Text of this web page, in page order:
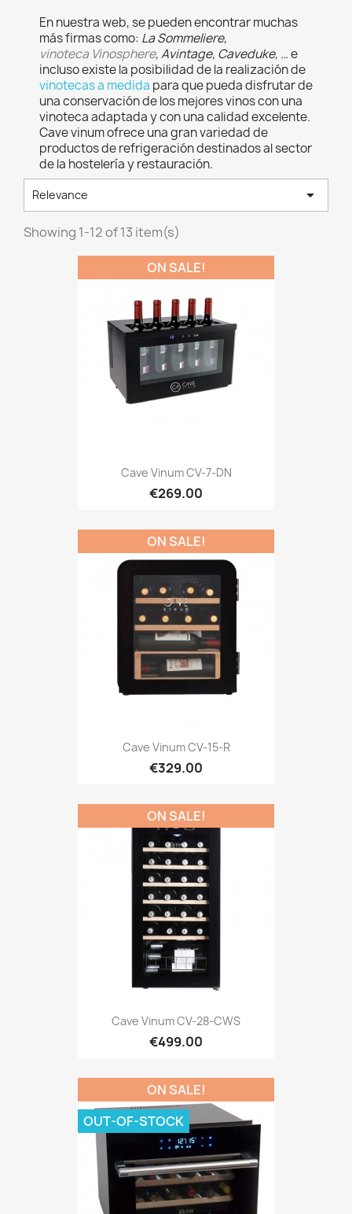
En nuestra web, se pueden encontrar muchas
más firmas como: La Sommeliere,
vinoteca Vinosphere, Avintage, Caveduke, …e
incluso existe la posibilidad de la realización de
vinotecas a medida para que pueda disfrutar de
una conservación de los mejores vinos con una
vinoteca adaptada y con una calidad excelente.
Cave vinum ofrece una gran variedad de
productos de refrigeración destinados al sector
de la hostelería y restauración.
Relevance 
Showing 1-12 of 13 item(s)
Cave Vinum CV-7-DN
€269.00
ON SALE!
Cave Vinum CV-15-R
€329.00
ON SALE!
Cave Vinum CV-28-CWS
€499.00
ON SALE!
ON SALE!
OUT-OF-STOCK